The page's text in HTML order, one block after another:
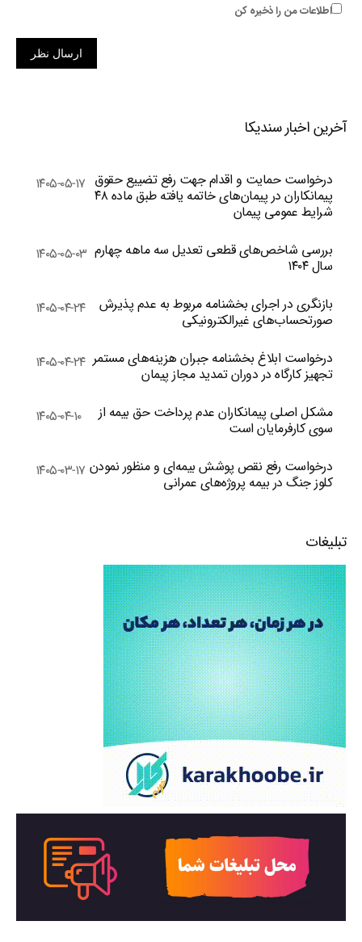
اطلاعات من را ذخیره کن
ارسال نظر
آخرین اخبار سندیکا
درخواست حمایت و اقدام جهت رفع تضییع حقوق
پیمانکاران در پیمان‌های خاتمه یافته طبق ماده ۴۸
شرایط عمومی پیمان
۱۴۰۵-۰۵-۱۷
بررسی شاخص‌های قطعی تعدیل سه ماهه چهارم
سال ۱۴۰۴
۱۴۰۵-۰۵-۰۳
بازنگری در اجرای بخشنامه مربوط به عدم پذیرش
صورتحساب‌های غیرالکترونیکی
۱۴۰۵-۰۴-۲۴
درخواست ابلاغ بخشنامه جبران هزینه‌های مستمر
تجهیز کارگاه در دوران تمدید مجاز پیمان
۱۴۰۵-۰۴-۲۴
مشکل اصلی پیمانکاران عدم پرداخت حق بیمه از
سوی کارفرمایان است
۱۴۰۵-۰۴-۱۰
درخواست رفع نقص پوشش بیمه‌ای و منظور نمودن
کلوز جنگ در بیمه پروژه‌های عمرانی
۱۴۰۵-۰۳-۱۷
تبلیغات